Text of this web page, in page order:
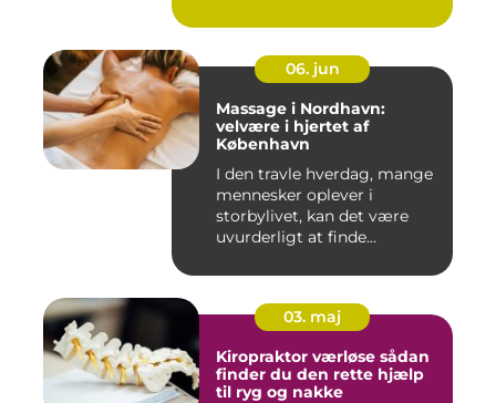
06. jun
Massage i Nordhavn:
velvære i hjertet af
København
I den travle hverdag, mange
mennesker oplever i
storbylivet, kan det være
uvurderligt at finde...
03. maj
Kiropraktor værløse sådan
finder du den rette hjælp
til ryg og nakke